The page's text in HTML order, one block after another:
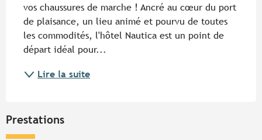
vos chaussures de marche ! Ancré au cœur du port
de plaisance, un lieu animé et pourvu de toutes
les commodités, l'hôtel Nautica est un point de
départ idéal pour...
Lire la suite
Prestations